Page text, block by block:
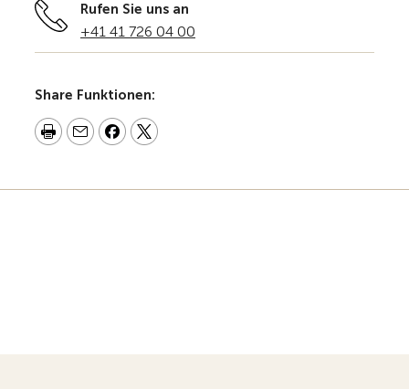
Rufen Sie uns an
+41 41 726 04 00
Share Funktionen: